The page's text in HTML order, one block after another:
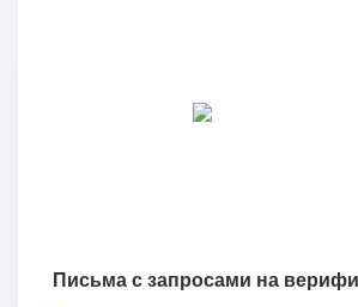
Письма с запросами на